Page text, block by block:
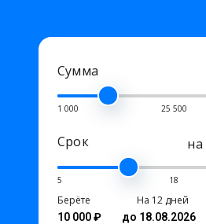
Сумма
1 000 25 500
Срок на
5 18
Берёте
10 000 ₽
На 12 дней
до 18.08.2026